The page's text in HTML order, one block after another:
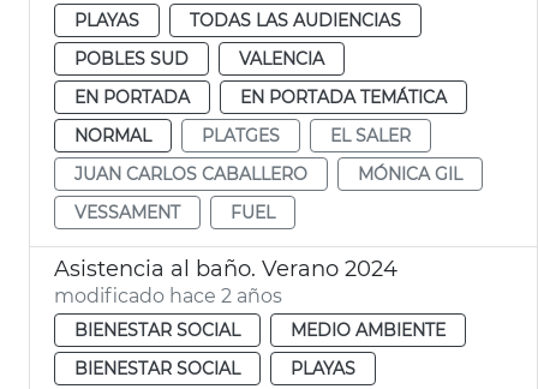
PLAYAS
TODAS LAS AUDIENCIAS
POBLES SUD
VALENCIA
EN PORTADA
EN PORTADA TEMÁTICA
NORMAL
PLATGES
EL SALER
JUAN CARLOS CABALLERO
MÓNICA GIL
VESSAMENT
FUEL
Asistencia al baño. Verano 2024
modificado hace 2 años
BIENESTAR SOCIAL
MEDIO AMBIENTE
BIENESTAR SOCIAL
PLAYAS